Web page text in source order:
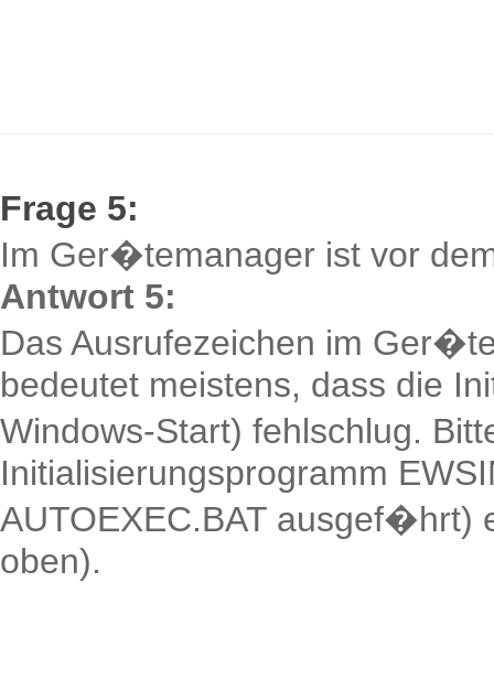
Frage 5:
Im Ger�temanager ist vor
Antwort 5:
Das Ausrufezeichen im
bedeutet meistens, dass die
Windows-Start) fehlschlug.
Initialisierungsprogramm
AUTOEXEC.BAT ausgef�hrt)
oben).